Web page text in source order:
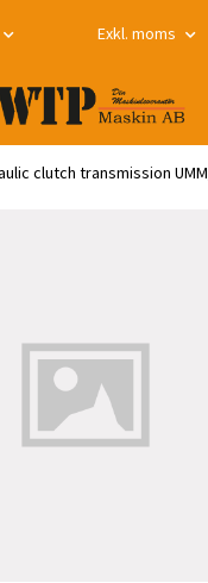
Exkl. moms
clutch transmission